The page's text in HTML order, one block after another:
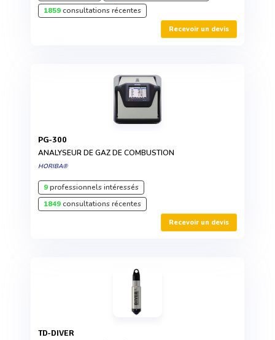
1859consultations récentes
Recevoir un devis
PG-300
ANALYSEUR DE GAZ DE COMBUSTION
HORIBA®
9professionnels intéressés
1849consultations récentes
Recevoir un devis
TD-DIVER